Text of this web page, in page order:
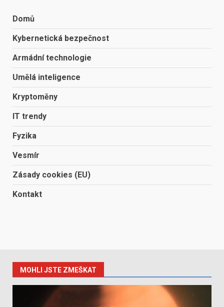
Domů
Kybernetická bezpečnost
Armádní technologie
Umělá inteligence
Kryptoměny
IT trendy
Fyzika
Vesmír
Zásady cookies (EU)
Kontakt
MOHLI JSTE ZMEŠKAT